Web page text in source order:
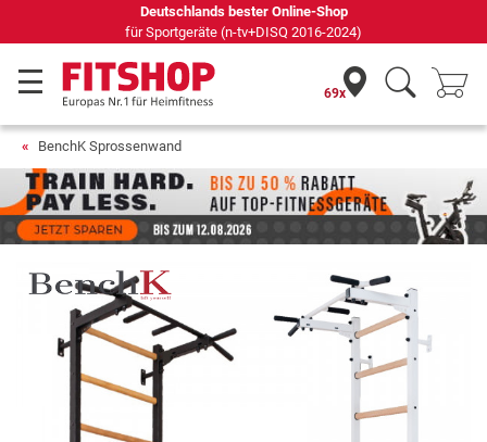
Seit 42 Jahren Ihr Experte für Heimfitness
69x
BenchK Sprossenwand